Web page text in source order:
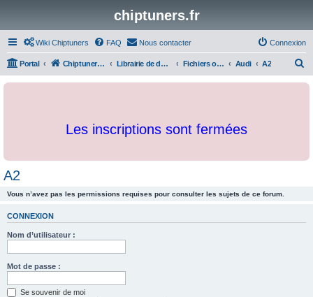
chiptuners.fr
Wiki Chiptuners FAQ Nous contacter Connexion
Portal Chiptuners.fr Librairie de documents et originaux Fichiers originaux Audi A2
c
Les inscriptions sont fermées
A2
Vous n’avez pas les permissions requises pour consulter les sujets de ce forum.
CONNEXION
Nom d’utilisateur :
Mot de passe :
Se souvenir de moi